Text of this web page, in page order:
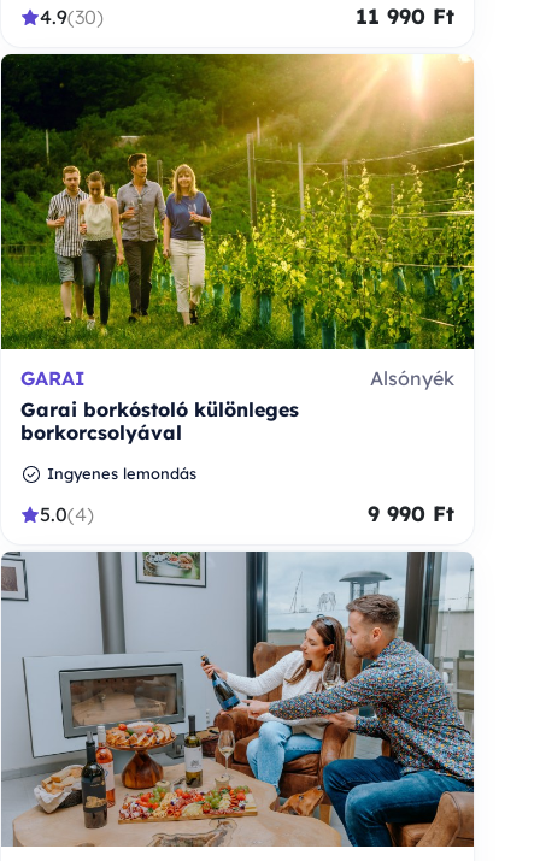
4.9(30) 11 990 Ft
GARAI
Alsónyék
Garai borkóstoló különleges
borkorcsolyával
Ingyenes lemondás
5.0(4) 9 990 Ft